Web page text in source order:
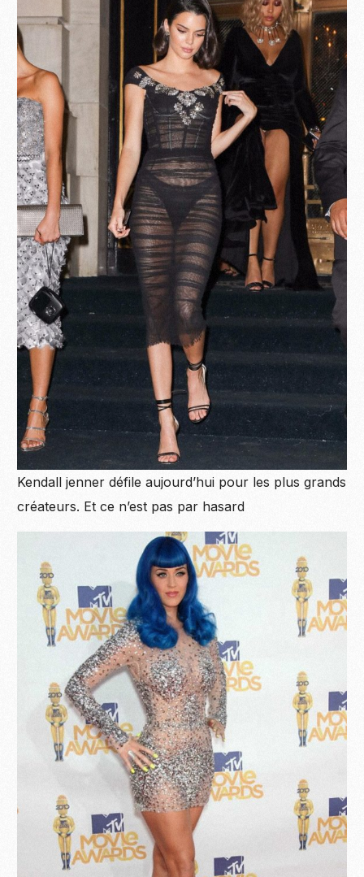
Kendall jenner défile aujourd’hui pour les plus grands
créateurs. Et ce n’est pas par hasard